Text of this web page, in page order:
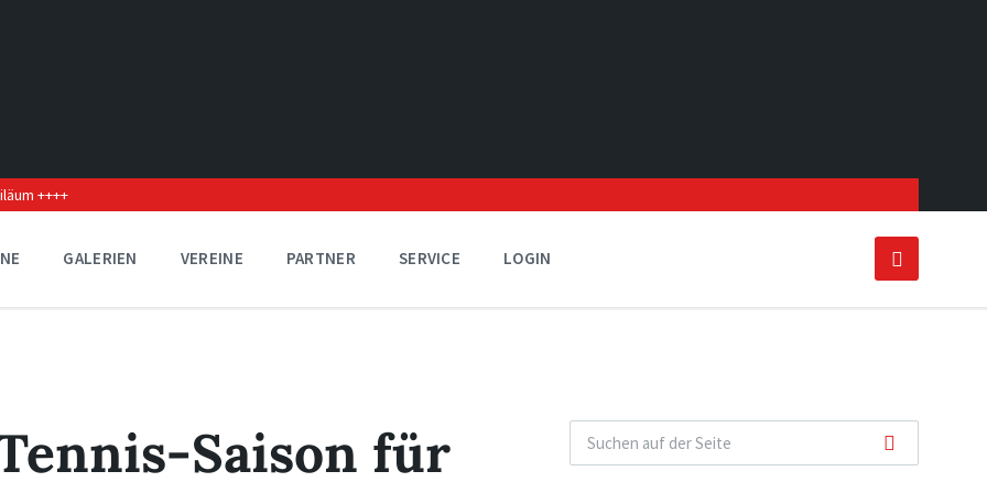
++++
GALERIEN VEREINE PARTNER SERVICE LOGIN
Saison für